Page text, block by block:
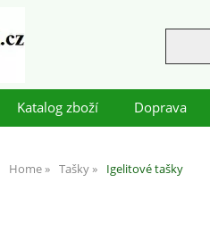
Katalog zboží Doprava
Home Tašky Igelitové tašky